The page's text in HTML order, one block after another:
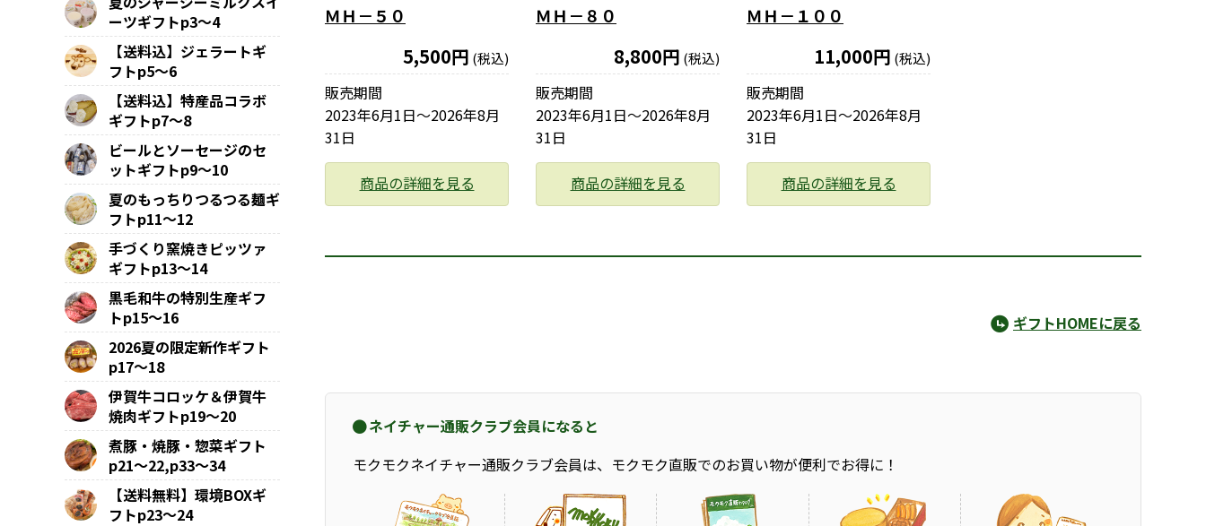
ＭＨ－５０
5,500円 (税込)
販売期間
2023年6月1日〜2026年8月
31日
商品の詳細を見る
ＭＨ－８０
8,800円 (税込)
販売期間
2023年6月1日〜2026年8月
31日
商品の詳細を見る
ＭＨ－１００
11,000円 (税込)
販売期間
2023年6月1日〜2026年8月
31日
商品の詳細を見る
ギフトHOMEに戻る
ーツギフトp3～4
【送料込】ジェラートギ
フトp5～6
【送料込】特産品コラボ
ギフトp7～8
ビールとソーセージのセ
ットギフトp9～10
夏のもっちりつるつる麺ギ
フトp11～12
手づくり窯焼きピッツァ
ギフトp13～14
黒毛和牛の特別生産ギフ
トp15～16
2026夏の限定新作ギフト
p17～18
伊賀牛コロッケ＆伊賀牛
焼肉ギフトp19～20
煮豚・焼豚・惣菜ギフト
p21～22,p33～34
【送料無料】環境BOXギ
フトp23～24
ネイチャー通販クラブ会員になると
モクモクネイチャー通販クラブ会員は、モクモク直販でのお買い物が便利でお得に！